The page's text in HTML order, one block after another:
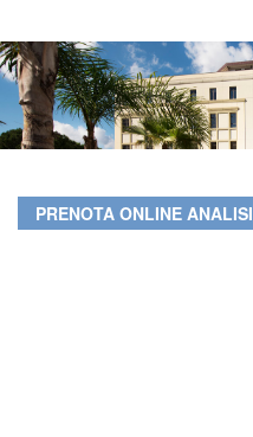
PRENOTA ONLINE ANALISI